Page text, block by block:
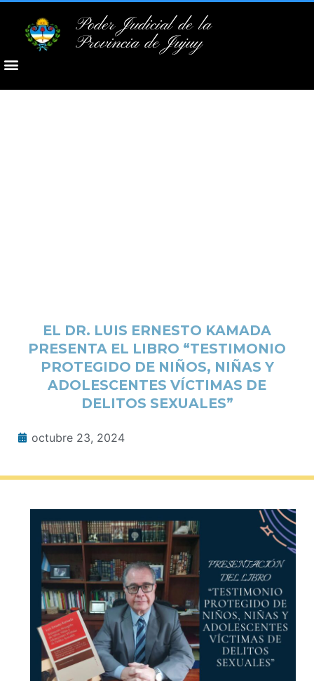
Poder Judicial de la
Provincia de Jujuy
EL DR. LUIS ERNESTO KAMADA
PRESENTA EL LIBRO “TESTIMONIO
PROTEGIDO DE NIÑOS, NIÑAS Y
ADOLESCENTES VÍCTIMAS DE
DELITOS SEXUALES”
octubre 23, 2024